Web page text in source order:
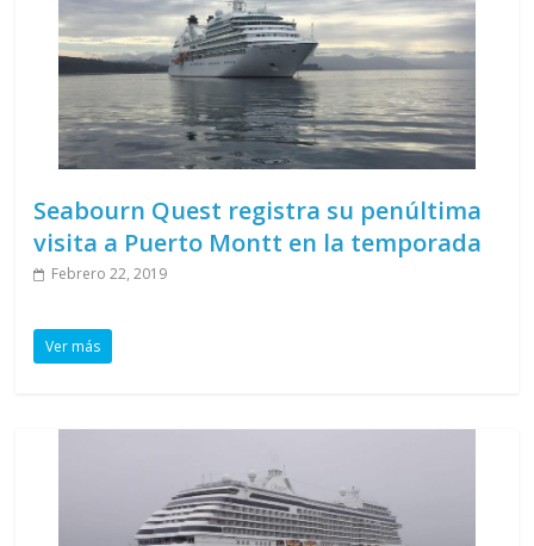
Seabourn Quest registra su penúltima
visita a Puerto Montt en la temporada
Febrero 22, 2019
Ver más